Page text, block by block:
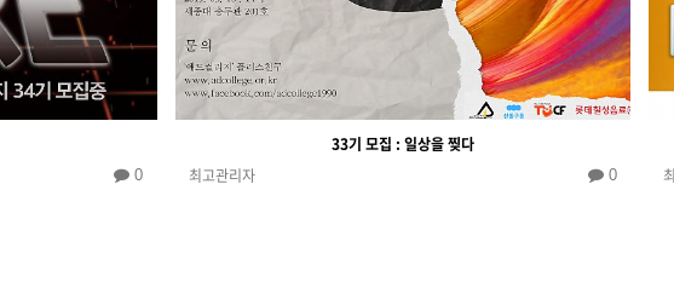
0
33기 모집 : 일상을 찢다
최고관리자
0